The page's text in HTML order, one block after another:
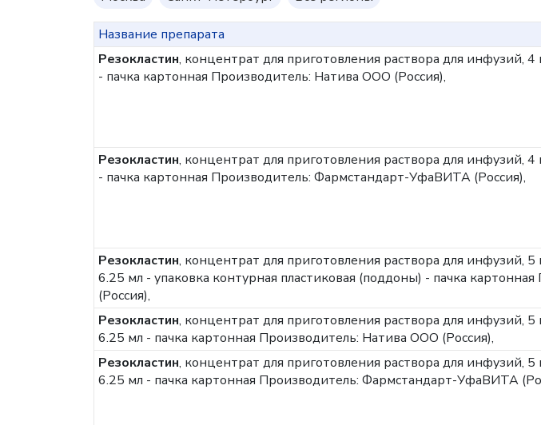
Название препарата
Резокластин, концентрат для приготовления раствора для инфузий,
- пачка картонная Производитель: Натива ООО (Россия),
Резокластин, концентрат для приготовления раствора для инфузий,
- пачка картонная Производитель: Фармстандарт-УфаВИТА (Россия),
Резокластин, концентрат для приготовления раствора для инфузий,
6.25 мл - упаковка контурная пластиковая (поддоны) - пачка картонная
(Россия),
Резокластин, концентрат для приготовления раствора для инфузий,
6.25 мл - пачка картонная Производитель: Натива ООО (Россия),
Резокластин, концентрат для приготовления раствора для инфузий,
6.25 мл - пачка картонная Производитель: Фармстандарт-УфаВИТА